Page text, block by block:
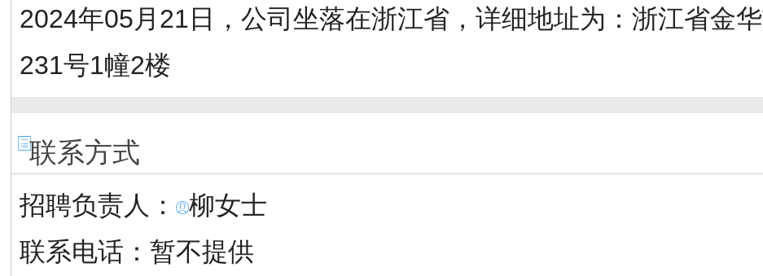
2024年05月21日，公司坐落在浙江省，详细地址为：浙江省金
231号1幢2楼
联系方式
招聘负责人： 柳女士
联系电话：暂不提供